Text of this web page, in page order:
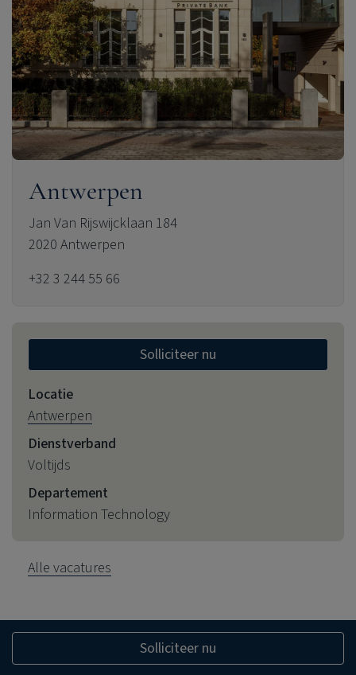
Antwerpen
Jan Van Rijswijcklaan 184
2020 Antwerpen
+32 3 244 55 66
Solliciteer nu
Locatie
Antwerpen
Dienstverband
Voltijds
Departement
Information Technology
Alle vacatures
Solliciteer nu